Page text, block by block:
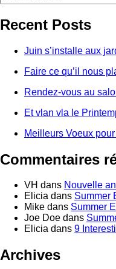
Recent Posts
Juin s’installe aux
Faire ce qu’il nous
Rendez-vous au
Et vlan vla le
Meilleurs Voeux
Commentaires
VH dans Nouvelle
Elicia dans Summer
Mike dans Summer
Joe Doe dans
Elicia dans 9
Archives